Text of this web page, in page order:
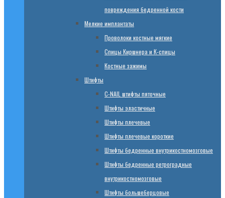
повреждения бедренной кости
Мелкие имплантаты
Проволоки костные мягкие
Спицы Киршнера и К-спицы
Костные зажимы
Штифты
C-NAIL штифты пяточные
Штифты эластичные
Штифты плечевые
Штифты плечевые короткие
Штифты бедренные внутрикостномозговые
Штифты бедренные ретроградные
внутрикостномозговые
Штифты большеберцовые